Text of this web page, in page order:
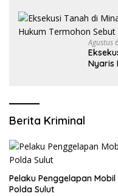
Agustus
Nyaris
Berita Kriminal
​Pelaku Penggelapan
Polda Sulut